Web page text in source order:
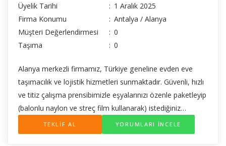
Üyelik Tarihi : 1 Aralık 2025
Firma Konumu
: Antalya / Alanya
Müşteri Değerlendirmesi
: 0
Taşıma
: 0
Alanya merkezli firmamız, Türkiye geneline evden eve
taşımacılık ve lojistik hizmetleri sunmaktadır. Güvenli, hızlı
ve titiz çalışma prensibimizle eşyalarınızı özenle paketleyip
(balonlu naylon ve streç film kullanarak) istediğiniz
konuma ulaştırıyoruz. Asansörlü taşıma hizmetimiz
sayesinde yüksek katlı binalarda da sorunsuz taşınma
TEKLİF AL YORUMLARI İNCELE